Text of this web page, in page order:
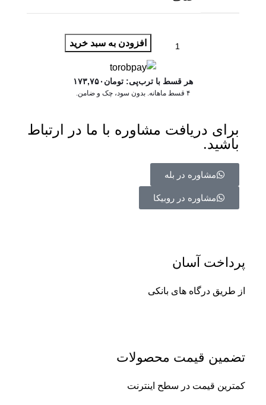
افزودن به سبد خرید
هر قسط با ترب‌پی: تومان ۱۷۳,۷۵۰
۴ قسط ماهانه. بدون سود، چک و ضامن.
برای دریافت مشاوره با ما در ارتباط
باشید.
مشاوره در بله
مشاوره در روبیکا
پرداخت آسان
از طریق درگاه های بانکی
تضمین قیمت محصولات
کمترین قیمت در سطح اینترنت